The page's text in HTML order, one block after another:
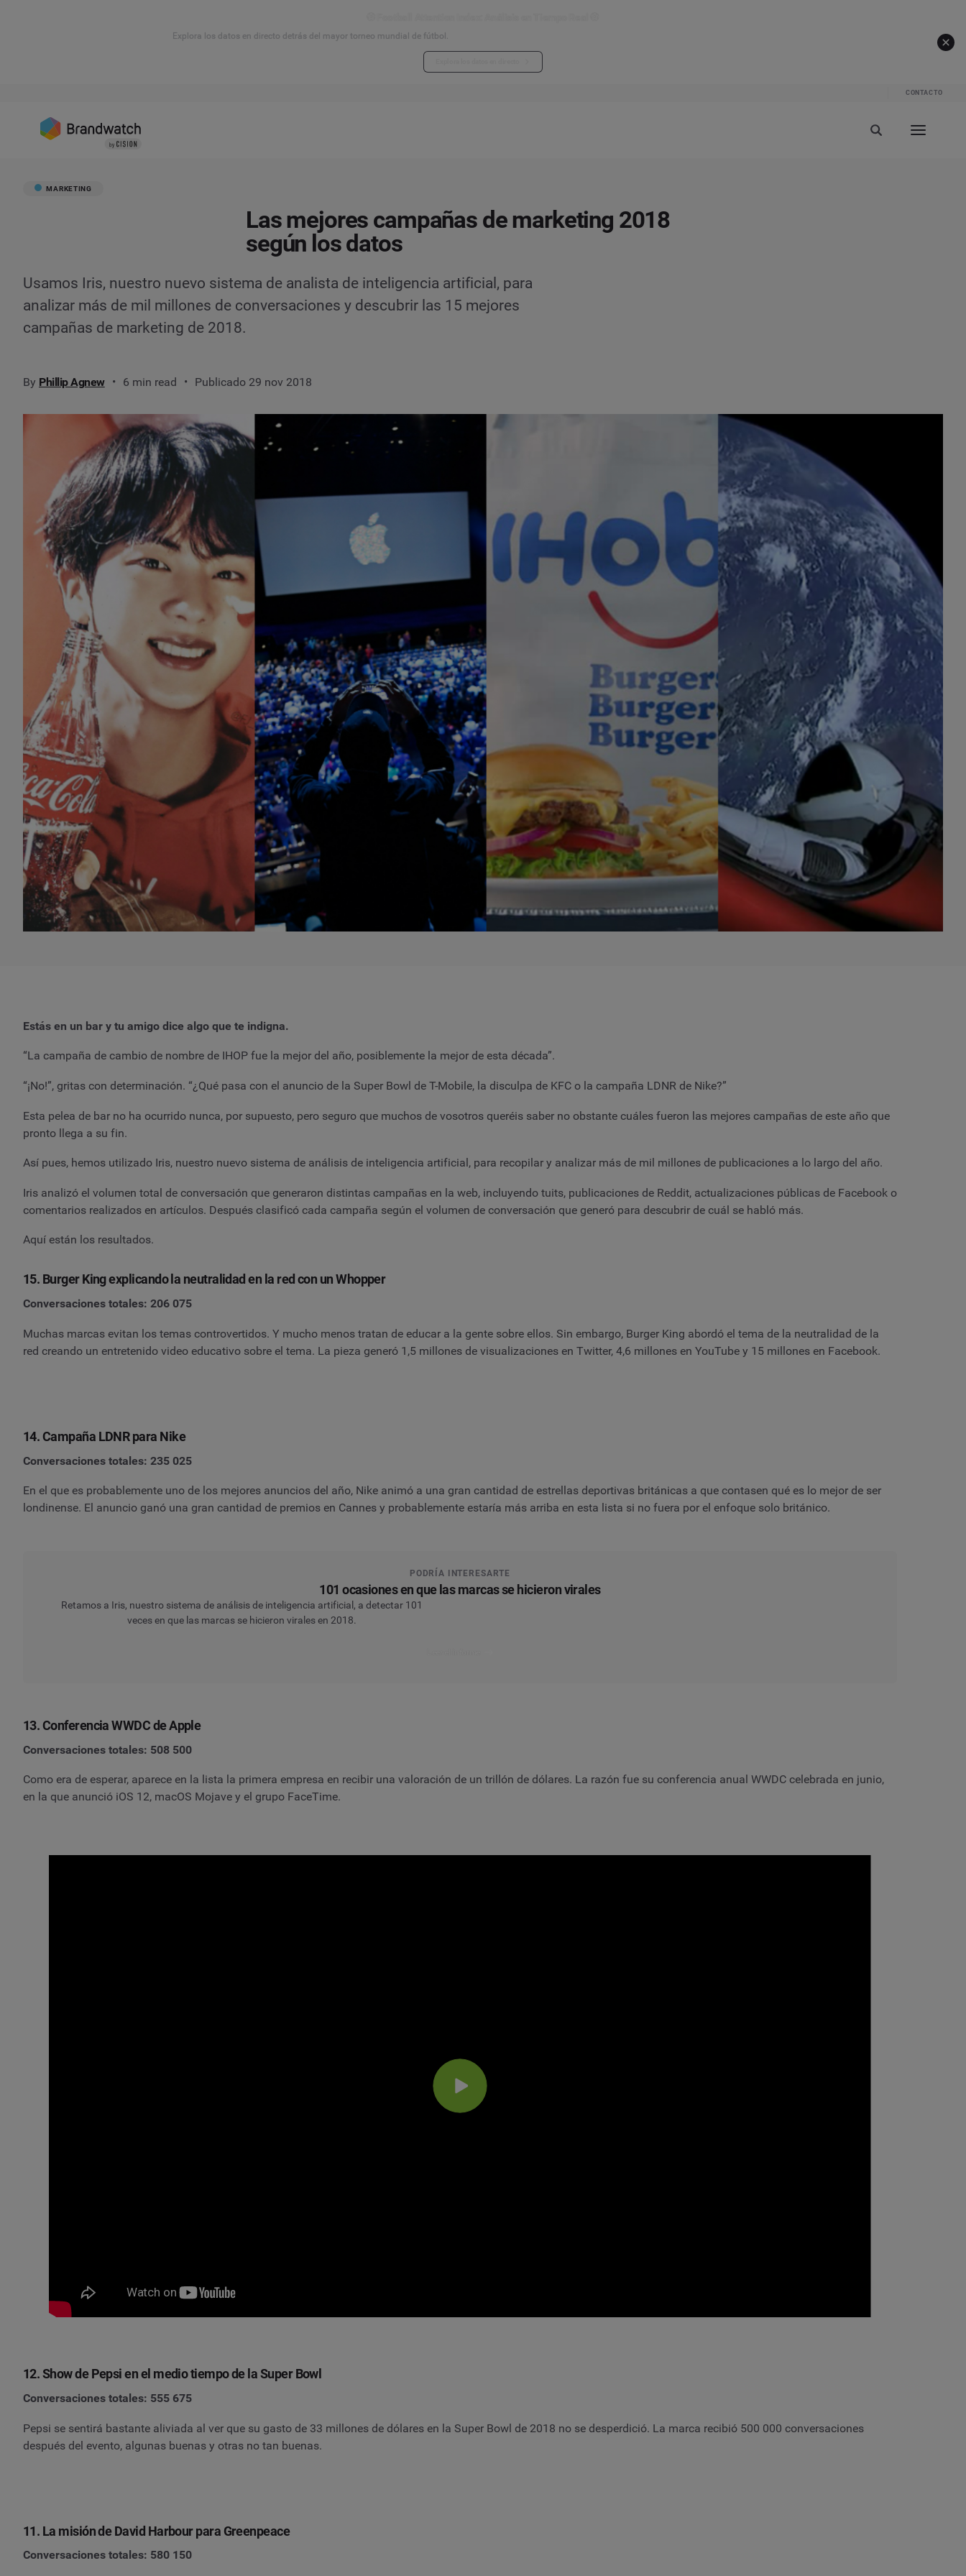
Explora los datos en directo detrás del mayor torneo mundial de fútbol.
CONTACTO
MARKETING
Las mejores campañas de marketing 2018
según los datos
Usamos Iris, nuestro nuevo sistema de analista de inteligencia artificial, para
analizar más de mil millones de conversaciones y descubrir las 15 mejores
campañas de marketing de 2018.
By Phillip Agnew 6 min read Publicado 29 nov 2018
Estás en un bar y tu amigo dice algo que te indigna.
“La campaña de cambio de nombre de IHOP fue la mejor del año, posiblemente la mejor de esta década”.
“¡No!”, gritas con determinación. “¿Qué pasa con el anuncio de la Super Bowl de T-Mobile, la disculpa de KFC o la campaña LDNR de Nike?”
Esta pelea de bar no ha ocurrido nunca, por supuesto, pero seguro que muchos de vosotros queréis saber no obstante cuáles fueron las mejores campañas de este año que
pronto llega a su fin.
Así pues, hemos utilizado Iris, nuestro nuevo sistema de análisis de inteligencia artificial, para recopilar y analizar más de mil millones de publicaciones a lo largo del año.
Iris analizó el volumen total de conversación que generaron distintas campañas en la web, incluyendo tuits, publicaciones de Reddit, actualizaciones públicas de Facebook o
comentarios realizados en artículos. Después clasificó cada campaña según el volumen de conversación que generó para descubrir de cuál se habló más.
Aquí están los resultados.
15. Burger King explicando la neutralidad en la red con un Whopper
Conversaciones totales: 206 075
Muchas marcas evitan los temas controvertidos. Y mucho menos tratan de educar a la gente sobre ellos. Sin embargo, Burger King abordó el tema de la neutralidad de la
red creando un entretenido video educativo sobre el tema. La pieza generó 1,5 millones de visualizaciones en Twitter, 4,6 millones en YouTube y 15 millones en Facebook.
14. Campaña LDNR para Nike
Conversaciones totales: 235 025
En el que es probablemente uno de los mejores anuncios del año, Nike animó a una gran cantidad de estrellas deportivas británicas a que contasen qué es lo mejor de ser
londinense. El anuncio ganó una gran cantidad de premios en Cannes y probablemente estaría más arriba en esta lista si no fuera por el enfoque solo británico.
PODRÍA INTERESARTE
101 ocasiones en que las marcas se hicieron virales
Retamos a Iris, nuestro sistema de análisis de inteligencia artificial, a detectar 101
veces en que las marcas se hicieron virales en 2018.
13. Conferencia WWDC de Apple
Conversaciones totales: 508 500
Como era de esperar, aparece en la lista la primera empresa en recibir una valoración de un trillón de dólares. La razón fue su conferencia anual WWDC celebrada en junio,
en la que anunció iOS 12, macOS Mojave y el grupo FaceTime.
12. Show de Pepsi en el medio tiempo de la Super Bowl
Conversaciones totales: 555 675
Pepsi se sentirá bastante aliviada al ver que su gasto de 33 millones de dólares en la Super Bowl de 2018 no se desperdició. La marca recibió 500 000 conversaciones
después del evento, algunas buenas y otras no tan buenas.
11. La misión de David Harbour para Greenpeace
Conversaciones totales: 580 150